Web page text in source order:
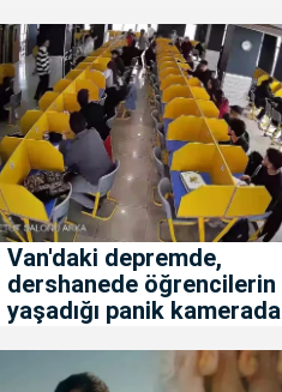
Van'daki depremde,
dershanede öğrencilerin
yaşadığı panik kamerada